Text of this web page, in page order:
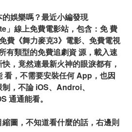
娛樂嗎？最近小編發現
」線上免費電影站，包含：免 費
費《舞力麥克3》電影、免費電視
有類型的免費追劇資 源，載入速
，竟然連最新火神的眼淚都有，
看，不需要安裝任何 App，也因
，不論 iOS、Androi、
通通能看。
圖，不知道看什麼的話，右邊則